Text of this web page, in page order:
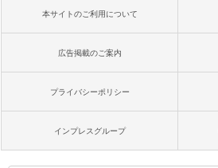
本サイトのご利用について
広告掲載のご案内
プライバシーポリシー
インプレスグループ